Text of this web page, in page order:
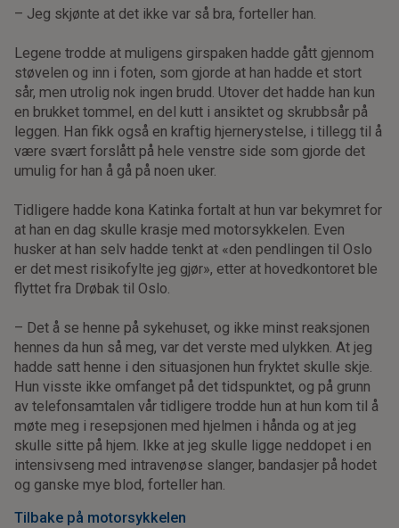
– Jeg skjønte at det ikke var så bra, forteller han.
Legene trodde at muligens girspaken hadde gått gjennom
støvelen og inn i foten, som gjorde at han hadde et stort
sår, men utrolig nok ingen brudd. Utover det hadde han kun
en brukket tommel, en del kutt i ansiktet og skrubbsår på
leggen. Han fikk også en kraftig hjernerystelse, i tillegg til å
være svært forslått på hele venstre side som gjorde det
umulig for han å gå på noen uker.
Tidligere hadde kona Katinka fortalt at hun var bekymret for
at han en dag skulle krasje med motorsykkelen. Even
husker at han selv hadde tenkt at «den pendlingen til Oslo
er det mest risikofylte jeg gjør», etter at hovedkontoret ble
flyttet fra Drøbak til Oslo.
– Det å se henne på sykehuset, og ikke minst reaksjonen
hennes da hun så meg, var det verste med ulykken. At jeg
hadde satt henne i den situasjonen hun fryktet skulle skje.
Hun visste ikke omfanget på det tidspunktet, og på grunn
av telefonsamtalen vår tidligere trodde hun at hun kom til å
møte meg i resepsjonen med hjelmen i hånda og at jeg
skulle sitte på hjem. Ikke at jeg skulle ligge neddopet i en
intensivseng med intravenøse slanger, bandasjer på hodet
og ganske mye blod, forteller han.
Tilbake på motorsykkelen